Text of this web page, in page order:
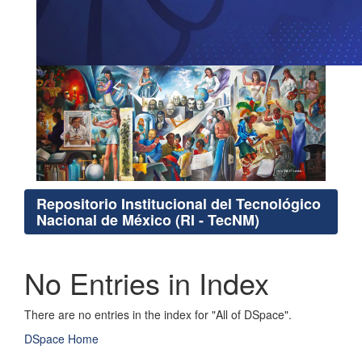
Repositorio Institucional del Tecnológico
Nacional de México (RI - TecNM)
No Entries in Index
There are no entries in the index for "All of DSpace".
DSpace Home